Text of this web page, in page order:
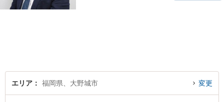
エリア 福岡県、大野城市 変更